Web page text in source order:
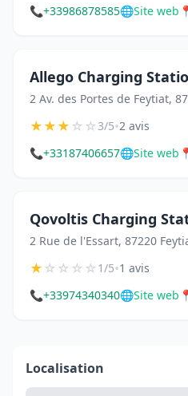
📞+33986878585🌐Site web
Allego Charging
2 Av. des Portes de Feytiat,
★★★☆☆3/5•2 avis
📞+33187406657🌐Site web
Qovoltis Charging
2 Rue de l'Essart, 87220
★☆☆☆☆1/5•1 avis
📞+33974340340🌐Site web
Localisation